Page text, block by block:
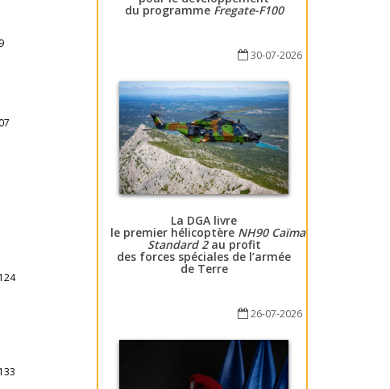
du programme Fregate-F100
30-07-2026
La DGA livre
le premier hélicoptère NH90 Caïman
Standard 2au profit
des forces spéciales de l’armée
de Terre
26-07-2026